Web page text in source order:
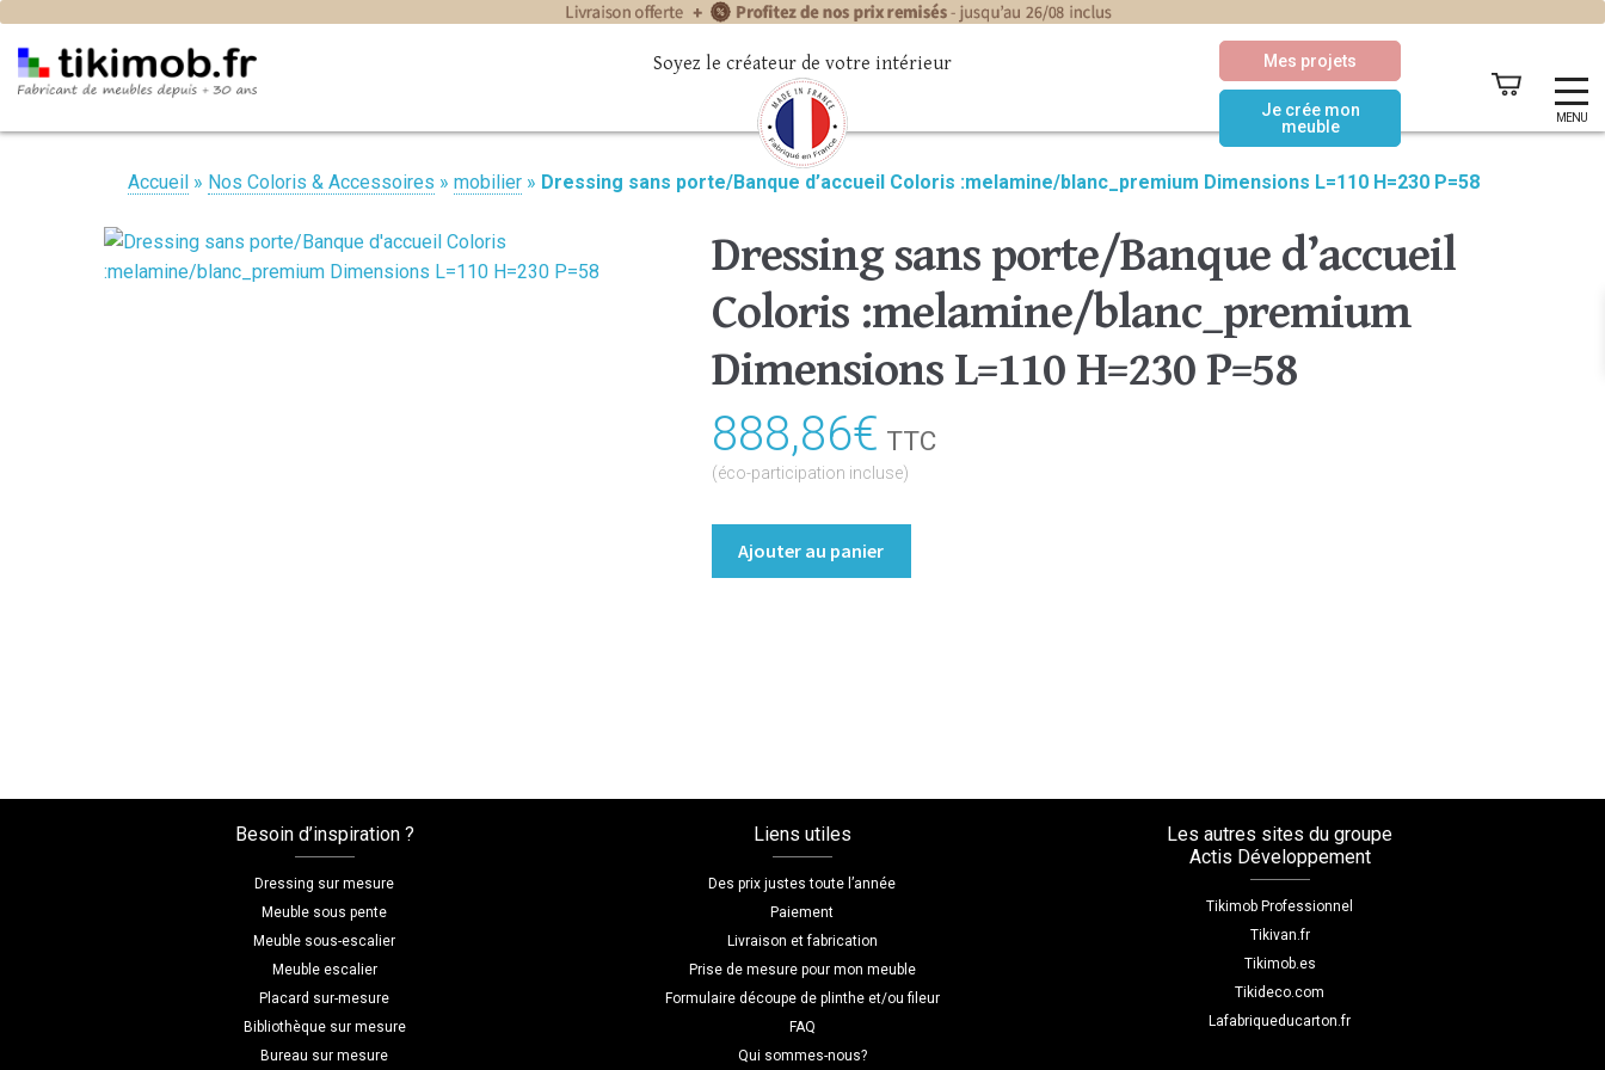
MENU
Mes projets
Je crée mon
meuble
Soyez le créateur de votre intérieur
Accueil » Nos Coloris & Accessoires » mobilier » Dressing sans porte/Banque d’accueil Coloris :melamine/blanc_premium Dimensions L=110 H=230 P=58
Dressing sans porte/Banque d’accueil
Coloris :melamine/blanc_premium
Dimensions L=110 H=230 P=58
888,86€ TTC
(éco-participation incluse)
L=110
H=230
Ajouter au panier
Besoin d’inspiration ?
Dressing sur mesure
Meuble sous pente
Meuble sous-escalier
Meuble escalier
Placard sur-mesure
Bibliothèque sur mesure
Bureau sur mesure
Liens utiles
Des prix justes toute l’année
Paiement
Livraison et fabrication
Prise de mesure pour mon meuble
Formulaire découpe de plinthe et/ou fileur
FAQ
Qui sommes-nous?
Les autres sites du groupe
Actis Développement
Tikimob Professionnel
Tikivan.fr
Tikimob.es
Tikideco.com
Lafabriqueducarton.fr